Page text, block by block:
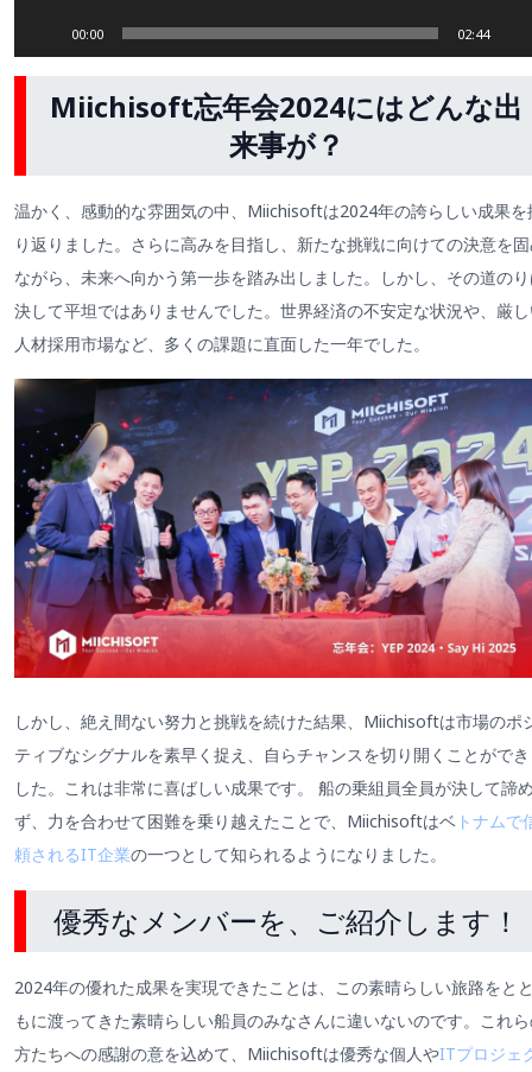
00:00 02:44
Miichisoft忘年会2024にはどんな出
来事が？
温かく、感動的な雰囲気の中、Miichisoftは2024年の誇らしい成果を
り返りました。さらに高みを目指し、新たな挑戦に向けての決意を
ながら、未来へ向かう第一歩を踏み出しました。しかし、その道の
決して平坦ではありませんでした。世界経済の不安定な状況や、厳
人材採用市場など、多くの課題に直面した一年でした。
しかし、絶え間ない努力と挑戦を続けた結果、Miichisoftは市場のポ
ティブなシグナルを素早く捉え、自らチャンスを切り開くことがで
した。これは非常に喜ばしい成果です。 船の乗組員全員が決して諦
ず、力を合わせて困難を乗り越えたことで、Miichisoftはベ トナムで
頼されるIT企業の一つとして知られるようになりました。
優秀なメンバーを、ご紹介します！
2024年の優れた成果を実現できたことは、この素晴らしい旅路をと
もに渡ってきた素晴らしい船員のみなさんに違いないのです。これ
方たちへの感謝の意を込めて、Miichisoftは優秀な個人やITプロジェ